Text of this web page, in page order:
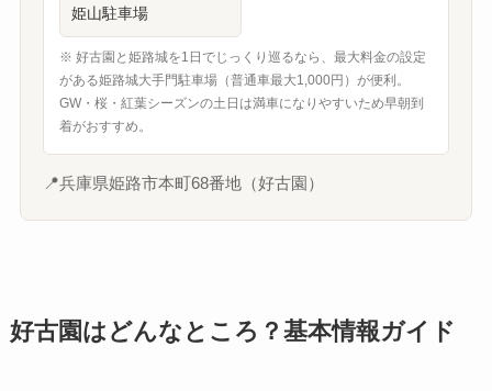
姫山駐車場
※ 好古園と姫路城を1日でじっくり巡るなら、最大料金の設定
がある姫路城大手門駐車場（普通車最大1,000円）が便利。
GW・桜・紅葉シーズンの土日は満車になりやすいため早朝到
着がおすすめ。
📍兵庫県姫路市本町68番地（好古園）
好古園はどんなところ？基本情報ガイド